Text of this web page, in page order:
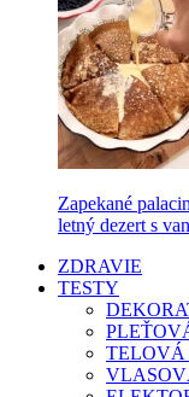
Zapekané
letný dezert s
ZDRAVIE
TESTY